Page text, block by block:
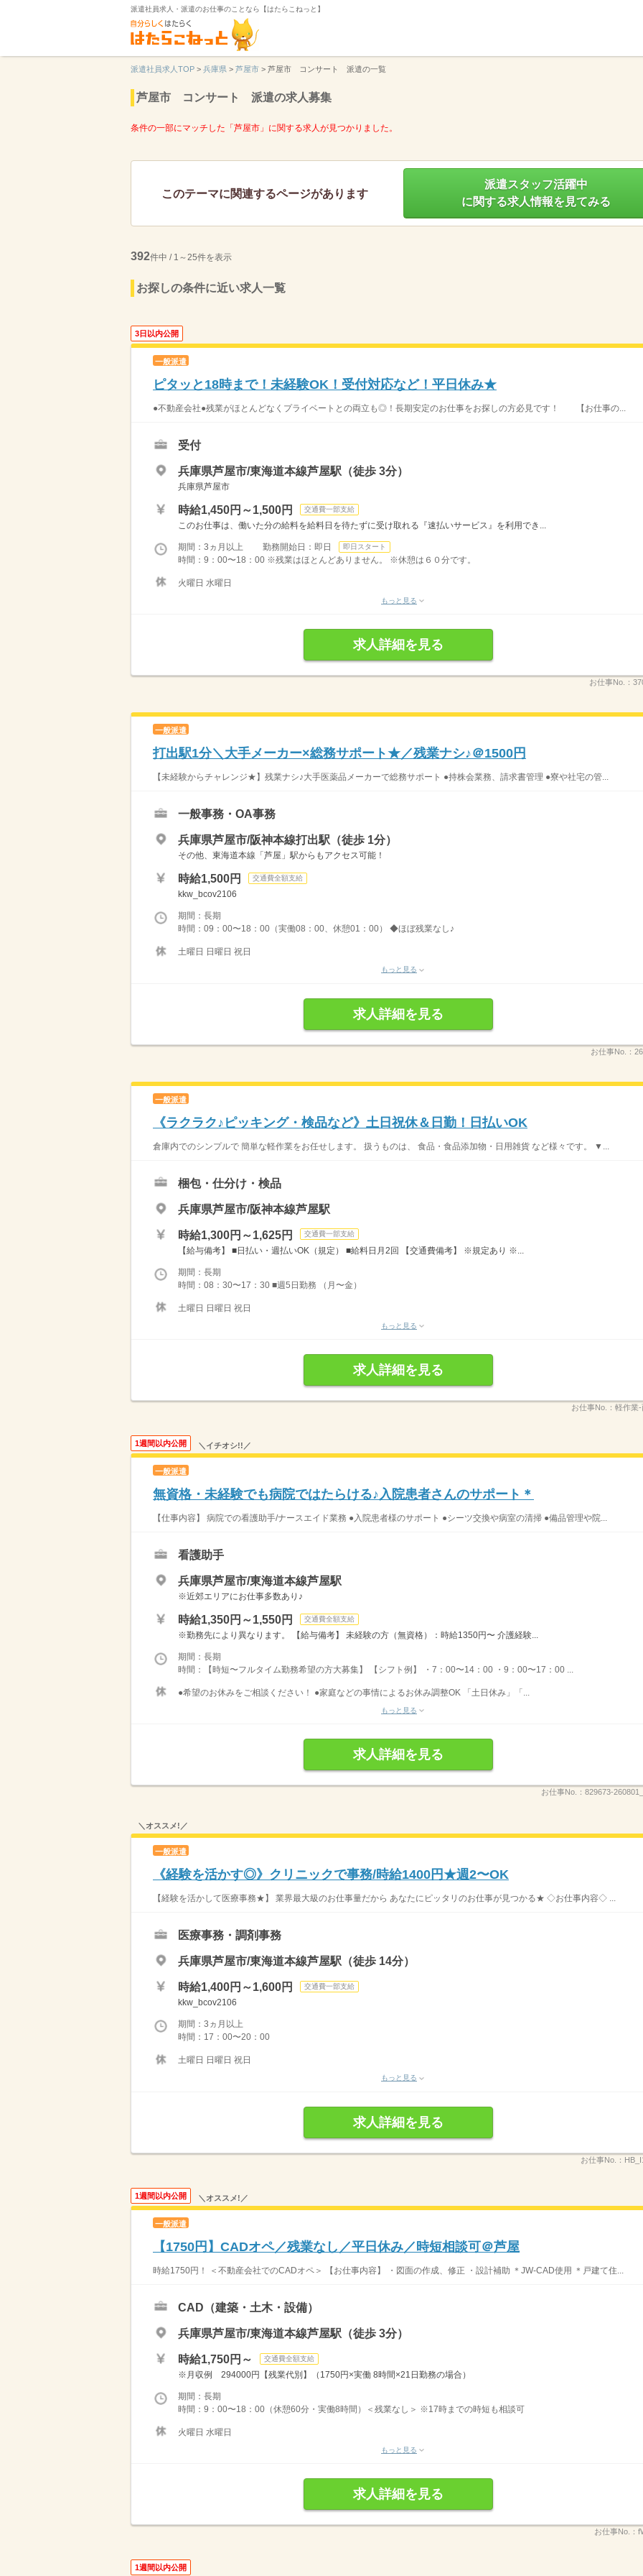
派遣社員求人・派遣のお仕事のことなら【はたらこねっと】
派遣社員求人TOP > 兵庫県 > 芦屋市 > 芦屋市 コンサート 派遣の一覧
芦屋市 コンサート 派遣の求人募集
条件の一部にマッチした「芦屋市」に関する求人が見つかりました。
このテーマに関連するページがあります
派遣スタッフ活躍中
に関する求人情報を見てみる
392件中 / 1～25件を表示
お探しの条件に近い求人一覧
3日以内公開
一般派遣
ピタッと18時まで！未経験OK！受付対応など！平日休み★
●不動産会社●残業がほとんどなくプライベートとの両立も◎！長期安定のお仕事をお探しの方必見です！ 【お仕事の...
受付
兵庫県芦屋市/東海道本線芦屋駅（徒歩 3分）
兵庫県芦屋市
時給1,450円～1,500円 交通費一部支給
このお仕事は、働いた分の給料を給料日を待たずに受け取れる『速払いサービス』を利用でき...
期間：3ヵ月以上 勤務開始日：即日 即日スタート
時間：9：00〜18：00 ※残業はほとんどありません。 ※休憩は６０分です。
火曜日 水曜日
もっと見る
求人詳細を見る
お仕事No.：
一般派遣
打出駅1分＼大手メーカー×総務サポート★／残業ナシ♪＠1500円
【未経験からチャレンジ★】残業ナシ♪大手医薬品メーカーで総務サポート ●持株会業務、請求書管理 ●寮や社宅の管...
一般事務・OA事務
兵庫県芦屋市/阪神本線打出駅（徒歩 1分）
その他、東海道本線「芦屋」駅からもアクセス可能！
時給1,500円 交通費全額支給
kkw_bcov2106
期間：長期
時間：09：00〜18：00（実働08：00、休憩01：00） ◆ほぼ残業なし♪
土曜日 日曜日 祝日
もっと見る
求人詳細を見る
お仕事No.：
一般派遣
《ラクラク♪ピッキング・検品など》土日祝休＆日勤！日払いOK
倉庫内でのシンプルで 簡単な軽作業をお任せします。 扱うものは、 食品・食品添加物・日用雑貨 など様々です。 ▼...
梱包・仕分け・検品
兵庫県芦屋市/阪神本線芦屋駅
時給1,300円～1,625円 交通費一部支給
【給与備考】 ■日払い・週払いOK（規定） ■給料日月2回 【交通費備考】 ※規定あり ※...
期間：長期
時間：08：30〜17：30 ■週5日勤務 （月〜金）
土曜日 日曜日 祝日
もっと見る
求人詳細を見る
お仕事No.： 軽作業-
1週間以内公開 ＼イチオシ!!／
一般派遣
無資格・未経験でも病院ではたらける♪入院患者さんのサポート＊
【仕事内容】 病院での看護助手/ナースエイド業務 ●入院患者様のサポート ●シーツ交換や病室の清掃 ●備品管理や院...
看護助手
兵庫県芦屋市/東海道本線芦屋駅
※近郊エリアにお仕事多数あり♪
時給1,350円～1,550円 交通費全額支給
※勤務先により異なります。 【給与備考】 未経験の方（無資格）：時給1350円〜 介護経験...
期間：長期
時間：【時短〜フルタイム勤務希望の方大募集】 【シフト例】 ・7：00〜14：00 ・9：00〜17：00 ...
●希望のお休みをご相談ください！ ●家庭などの事情によるお休み調整OK 「土日休み」「...
もっと見る
求人詳細を見る
お仕事No.： 829673-
＼オススメ!／
一般派遣
《経験を活かす◎》クリニックで事務/時給1400円★週2〜OK
【経験を活かして医療事務★】 業界最大級のお仕事量だから あなたにピッタリのお仕事が見つかる★ ◇お仕事内容◇ ...
医療事務・調剤事務
兵庫県芦屋市/東海道本線芦屋駅（徒歩 14分）
時給1,400円～1,600円 交通費一部支給
kkw_bcov2106
期間：3ヵ月以上
時間：17：00〜20：00
土曜日 日曜日 祝日
もっと見る
求人詳細を見る
お仕事No.：
1週間以内公開 ＼オススメ!／
一般派遣
【1750円】CADオペ／残業なし／平日休み／時短相談可＠芦屋
時給1750円！ ＜不動産会社でのCADオペ＞ 【お仕事内容】 ・図面の作成、修正 ・設計補助 ＊JW-CAD使用 ＊戸建て住...
CAD（建築・土木・設備）
兵庫県芦屋市/東海道本線芦屋駅（徒歩 3分）
時給1,750円～ 交通費全額支給
※月収例 294000円【残業代別】（1750円×実働 8時間×21日勤務の場合）
期間：長期
時間：9：00〜18：00（休憩60分・実働8時間）＜残業なし＞ ※17時までの時短も相談可
火曜日 水曜日
もっと見る
求人詳細を見る
お仕事No.：
1週間以内公開